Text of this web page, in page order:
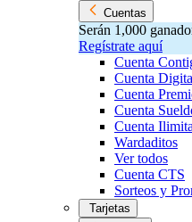
Cuentas
Serán 1,000
Regístrate aquí
Cuenta
Cuenta
Cuenta
Cuenta
Cuenta
Wardaditos
Ver todos
Cuenta CTS
Sorteos y
Tarjetas